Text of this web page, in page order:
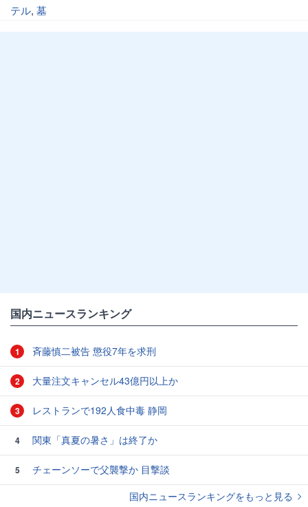
テル, 墓
国内ニュースランキング
1 斉藤慎二被告 懲役7年を求刑
2 大量注文キャンセル43億円以上か
3 レストランで192人食中毒 静岡
4 関東「真夏の暑さ」は終了か
5
チェーンソーで父襲撃か 目撃談
国内ニュースランキングをもっと見る